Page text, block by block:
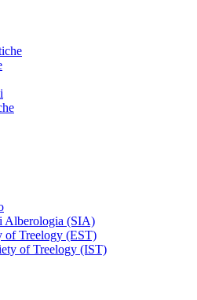
Alberologia (SIA)
of Treelogy (EST)
of Treelogy (IST)